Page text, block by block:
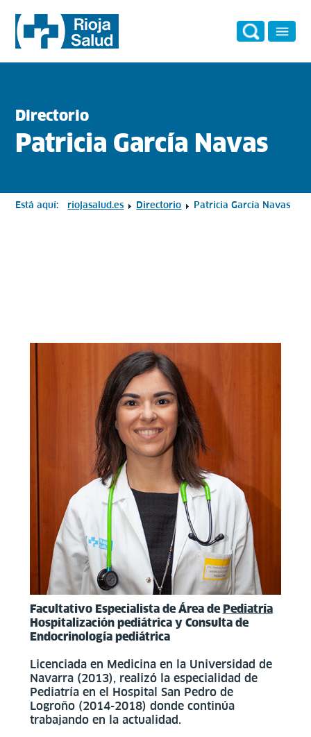
Directorio
Patricia García Navas
Está aquí: riojasalud.es Directorio Patricia García Navas
Facultativo Especialista de Área de Pediatría
Hospitalización pediátrica y Consulta de
Endocrinología pediátrica
Licenciada en Medicina en la Universidad de
Navarra (2013), realizó la especialidad de
Pediatría en el Hospital San Pedro de
Logroño (2014-2018) donde continúa
trabajando en la actualidad.